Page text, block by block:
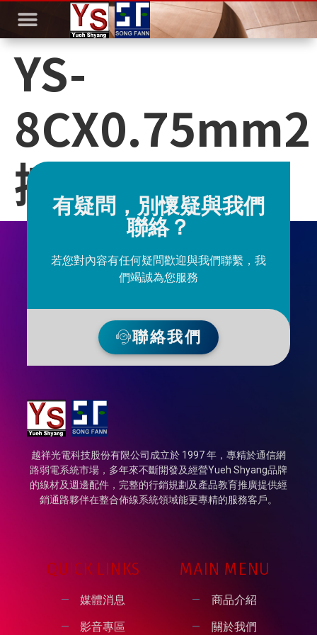
YS-
8CX0.75mm2
控制線
有疑問，別懷疑與我們
聯絡？
若您對內容有任何疑問歡迎與我們聯繫，我
們竭誠為您服務
聯絡我們
越祥光電科技股份有限公司成立於 1997 年，專精於通信網
路弱電系統市場，多年來不斷開發及經營Yueh Shyang品牌
的線材及週邊配件，完整的行銷規劃及產品教育推廣提供經
銷通路夥伴在整合佈線系統領域能更專精的服務客戶。
QUICK LINKS
媒體消息
影音專區
MAIN MENU
商品介紹
關於我們